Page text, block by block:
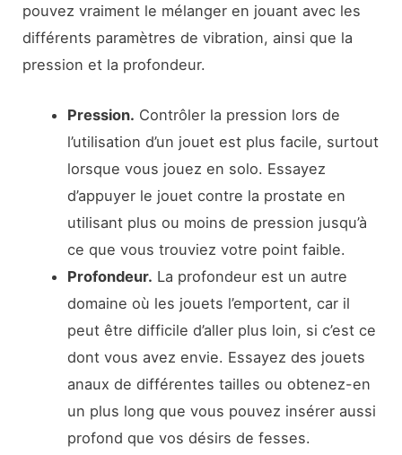
pouvez vraiment le mélanger en jouant avec les
différents paramètres de vibration, ainsi que la
pression et la profondeur.
Pression. Contrôler la pression lors de
l’utilisation d’un jouet est plus facile, surtout
lorsque vous jouez en solo. Essayez
d’appuyer le jouet contre la prostate en
utilisant plus ou moins de pression jusqu’à
ce que vous trouviez votre point faible.
Profondeur. La profondeur est un autre
domaine où les jouets l’emportent, car il
peut être difficile d’aller plus loin, si c’est ce
dont vous avez envie. Essayez des jouets
anaux de différentes tailles ou obtenez-en
un plus long que vous pouvez insérer aussi
profond que vos désirs de fesses.